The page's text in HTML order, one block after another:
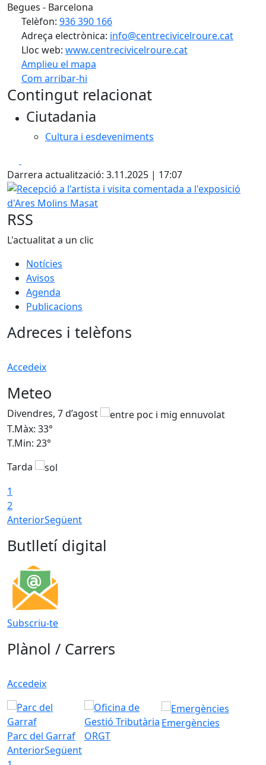
Begues - Barcelona
Telèfon: 936 390 166
Adreça electrònica: info@centrecivicelroure.cat
Lloc web: www.centrecivicelroure.cat
Amplieu el mapa
Com arribar-hi
+
−
Contingut relacionat
Ciutadania
Cultura i esdeveniments
Darrera actualització: 3.11.2025 | 17:07
Recepció a l'artista i visita comentada a l'exposició d'Ares
RSS
L'actualitat a un clic
Notícies
Avisos
Agenda
Publicacions
Adreces i telèfons
Accedeix
Meteo
Divendres, 7 d’agost
T.Màx: 33°
T.Min: 23°
Tarda
1
2
AnteriorSegüent
Butlletí digital
Subscriu-te
Plànol / Carrers
Accedeix
Parc del Garraf ORGT
Emergències
AnteriorSegüent